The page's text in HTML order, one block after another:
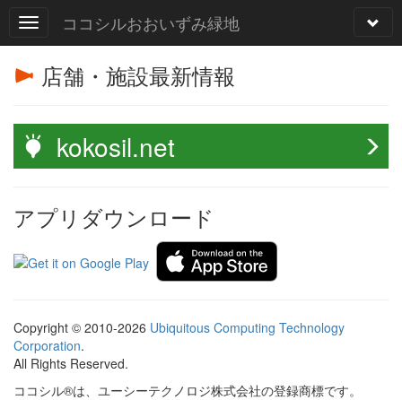
ココシルおおいずみ緑地
店舗・施設最新情報
kokosil.net
アプリダウンロード
Copyright © 2010-2026 Ubiquitous Computing Technology
Corporation.
All Rights Reserved.
ココシル®は、ユーシーテクノロジ株式会社の登録商標です。